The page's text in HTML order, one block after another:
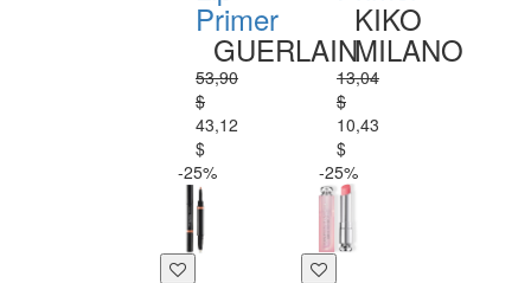
Primer
GUERLAIN
53,90
$
43,12
$
KIKO
MILANO
13,04
$
10,43
$
-25%
-25%